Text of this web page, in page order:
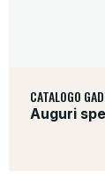
CATALOGO
Auguri